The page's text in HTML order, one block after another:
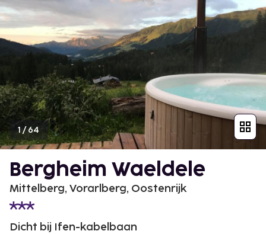
1/64
Bergheim Waeldele
Mittelberg, Vorarlberg, Oostenrijk
Dicht bij Ifen-kabelbaan